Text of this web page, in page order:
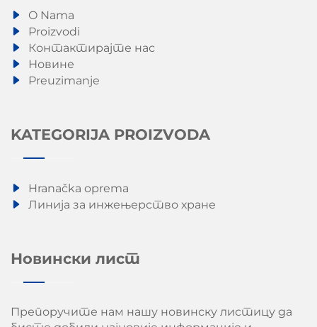
O Nama
Proizvodi
Контактирајте нас
Новине
Preuzimanje
KATEGORIJA PROIZVODA
Hranačka oprema
Линија за инжењерство хране
Новински лист
Препоручите нам нашу новинску листицу да